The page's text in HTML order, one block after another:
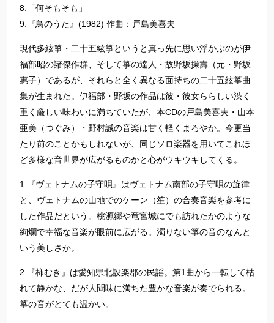
8.「何そもそも」
9.『鳥のうた』(1982) 作曲：戸島美喜夫
現代多絃箏・二十五絃箏というと真っ先に思い浮かぶのが伊
福部昭の諸傑作群、そして箏の達人・故野坂操壽（元・野坂
惠子）であるが、それらと全く異なる面持ちの二十五絃箏曲
集が生まれた。伊福部・野坂の作品は彼・彼女ららしい渋く
重く厳しい味わいに満ちていたが、本CDの戸島美喜夫・山本
亜美（つぐみ）・野村誠の音楽は甘く軽くまろやか。今更当
たり前のことかもしれないが、同じソロ楽器を用いてこれほ
ど多様な音世界が広がるものかと心がウキウキしてくる。
1.『ヴェトナムの子守唄』はヴェトナム南部の子守唄の旋律
と、ヴェトナムの山地でのケーン（笙）の合奏音楽を参考に
した作品だという。桃源郷や竜宮城にでも訪れたかのような
絢爛で幸福な音楽が眼前に広がる。濁りない箏の音のなんと
いう美しさか。
2.『柿むき』は愛知県北設楽郡の民謡。第1曲から一転して枯
れて静かな、だが人間味に満ちた豊かな音楽が奏でられる。
箏の音がとても温かい。